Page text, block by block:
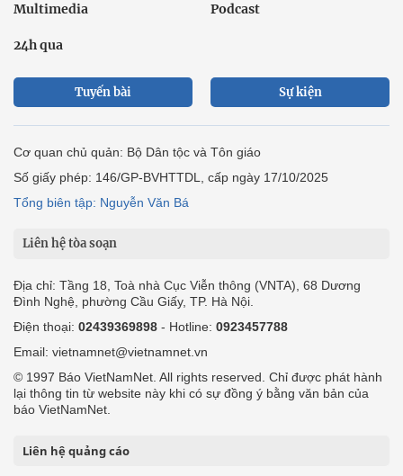
Multimedia Podcast
24h qua
Tuyến bài Sự kiện
Cơ quan chủ quản: Bộ Dân tộc và Tôn giáo
Số giấy phép: 146/GP-BVHTTDL, cấp ngày 17/10/2025
Tổng biên tập: Nguyễn Văn Bá
Liên hệ tòa soạn
Địa chỉ: Tầng 18, Toà nhà Cục Viễn thông (VNTA), 68 Dương
Đình Nghệ, phường Cầu Giấy, TP. Hà Nội.
Điện thoại: 02439369898 - Hotline: 0923457788
Email: vietnamnet@vietnamnet.vn
© 1997 Báo VietNamNet. All rights reserved. Chỉ được phát hành
lại thông tin từ website này khi có sự đồng ý bằng văn bản của
báo VietNamNet.
Liên hệ quảng cáo